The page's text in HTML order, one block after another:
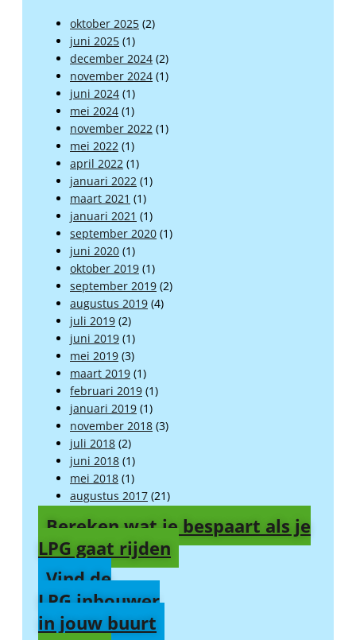
oktober 2025 (2)
juni 2025 (1)
december 2024 (2)
november 2024 (1)
juni 2024 (1)
mei 2024 (1)
november 2022 (1)
mei 2022 (1)
april 2022 (1)
januari 2022 (1)
maart 2021 (1)
januari 2021 (1)
september 2020 (1)
juni 2020 (1)
oktober 2019 (1)
september 2019 (2)
augustus 2019 (4)
juli 2019 (2)
juni 2019 (1)
mei 2019 (3)
maart 2019 (1)
februari 2019 (1)
januari 2019 (1)
november 2018 (3)
juli 2018 (2)
juni 2018 (1)
mei 2018 (1)
augustus 2017 (21)
Bereken wat je bespaart als je
LPG gaat rijden
Vind de
LPG inbouwer
in jouw buurt